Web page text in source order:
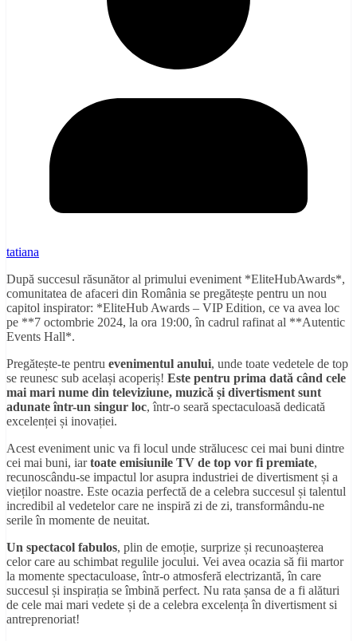
tatiana
După succesul răsunător al primului eveniment *EliteHubAwards*,
comunitatea de afaceri din România se pregătește pentru un nou
capitol inspirator: *EliteHub Awards – VIP Edition, ce va avea loc
pe **7 octombrie 2024, la ora 19:00, în cadrul rafinat al **Autentic
Events Hall*.
Pregătește-te pentru evenimentul anului, unde toate vedetele de top
se reunesc sub același acoperiș! Este pentru prima dată când cele
mai mari nume din televiziune, muzică și divertisment sunt
adunate într-un singur loc, într-o seară spectaculoasă dedicată
excelenței și inovației.
Acest eveniment unic va fi locul unde strălucesc cei mai buni dintre
cei mai buni, iartoate emisiunile TV de top vor fi premiate,
recunoscându-se impactul lor asupra industriei de divertisment și a
vieților noastre. Este ocazia perfectă de a celebra succesul și talentul
incredibil al vedetelor care ne inspiră zi de zi, transformându-ne
serile în momente de neuitat.
Un spectacol fabulos, plin de emoție, surprize și recunoașterea
celor care au schimbat regulile jocului. Vei avea ocazia să fii martor
la momente spectaculoase, într-o atmosferă electrizantă, în care
succesul și inspirația se îmbină perfect. Nu rata șansa de a fi alături
de cele mai mari vedete și de a celebra excelența în divertisment si
antreprenoriat!